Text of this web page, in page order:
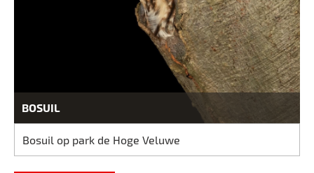
BOSUIL
Bosuil op park de Hoge Veluwe